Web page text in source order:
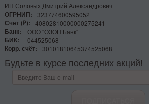
ИП Соловых Дмитрий Александрович
ОГРНИП:
323774600595052
Счёт (₽):
40802810000000275241
Банк:
ООО "ОЗОН Банк"
БИК:
044525068
Корр. счёт:
30101810645374525068
Будьте в курсе последних акций!